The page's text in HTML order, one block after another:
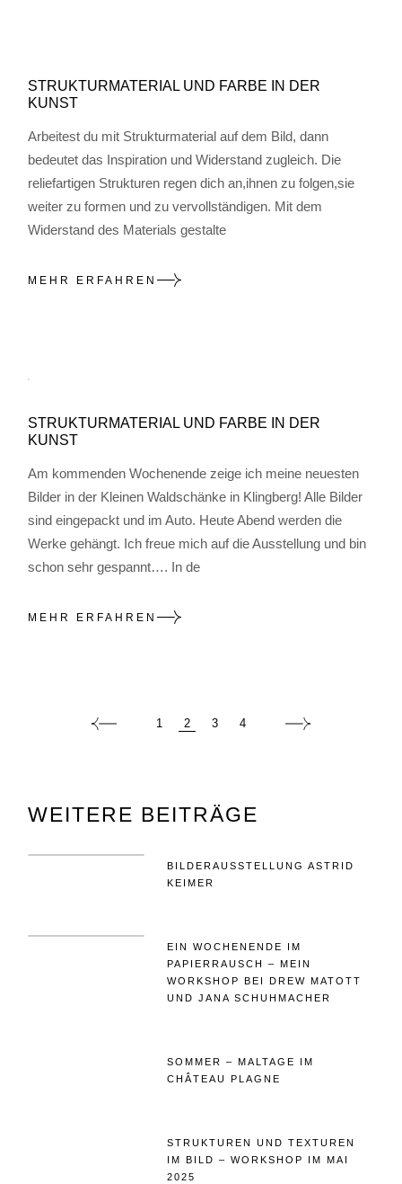
STRUKTURMATERIAL UND FARBE IN DER
KUNST
Arbeitest du mit Strukturmaterial auf dem Bild, dann
bedeutet das Inspiration und Widerstand zugleich. Die
reliefartigen Strukturen regen dich an,ihnen zu folgen,sie
weiter zu formen und zu vervollständigen. Mit dem
Widerstand des Materials gestalte
MEHR ERFAHREN
STRUKTURMATERIAL UND FARBE IN DER
KUNST
Am kommenden Wochenende zeige ich meine neuesten
Bilder in der Kleinen Waldschänke in Klingberg! Alle Bilder
sind eingepackt und im Auto. Heute Abend werden die
Werke gehängt. Ich freue mich auf die Ausstellung und bin
schon sehr gespannt…. In de
MEHR ERFAHREN
BEITRÄGE
1 2 3 4
WEITERE BEITRÄGE
BILDERAUSSTELLUNG ASTRID
KEIMER
EIN WOCHENENDE IM
PAPIERRAUSCH – MEIN
WORKSHOP BEI DREW MATOTT
UND JANA SCHUHMACHER
SOMMER – MALTAGE IM
CHÂTEAU PLAGNE
STRUKTUREN UND TEXTUREN
IM BILD – WORKSHOP IM MAI
2025